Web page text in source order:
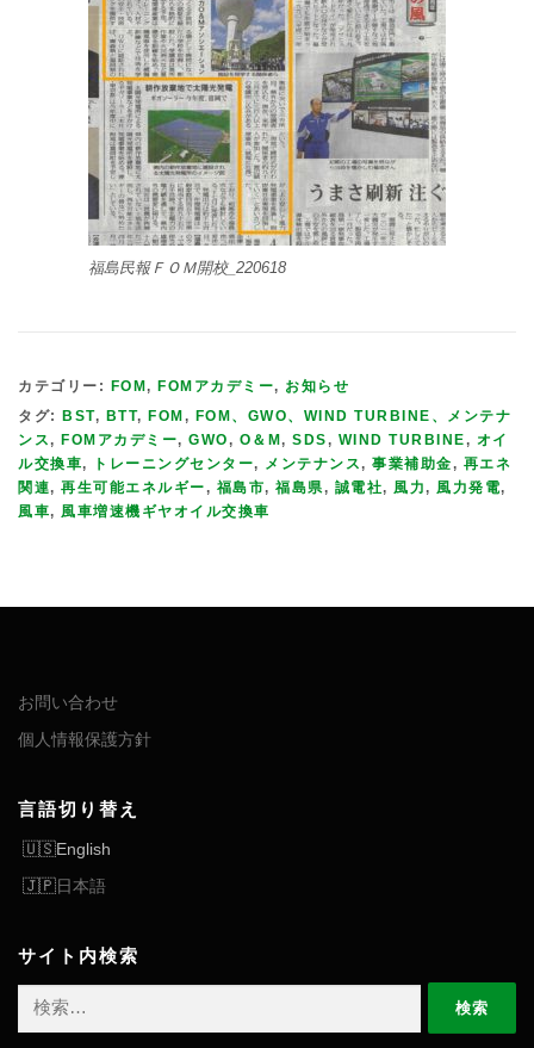
福島民報ＦＯＭ開校_220618
カテゴリー: FOM , FOMアカデミー, お知らせ
タグ:
BST, BTT, FOM , FOM、GWO、WIND TURBINE、メンテナ
ンス, FOMアカデミー, GWO, O＆M , SDS, WIND TURBINE, オイ
ル交換車, トレーニングセンター, メンテナンス, 事業補助金, 再エネ
関連, 再生可能エネルギー, 福島市, 福島県, 誠電社, 風力, 風力発電,
風車, 風車増速機ギヤオイル交換車
お問い合わせ
個人情報保護方針
言語切り替え
English
日本語
サイト内検索